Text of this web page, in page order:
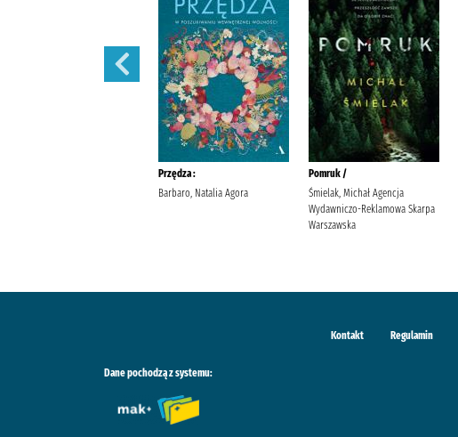
Przędza :
Barbaro, Natalia Agora
Pomruk /
Śmielak, Michał Agencja
Wydawniczo-Reklamowa Skarpa
Warszawska
Kontakt Regulamin
Dane pochodzą z systemu: